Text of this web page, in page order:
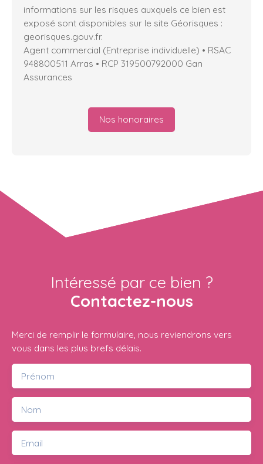
informations sur les risques auxquels ce bien est
exposé sont disponibles sur le site Géorisques :
georisques.gouv.fr.
Agent commercial (Entreprise individuelle) • RSAC
948800511 Arras • RCP 319500792000 Gan
Assurances
Nos honoraires
Intéressé par ce bien ?
Contactez-nous
Merci de remplir le formulaire, nous reviendrons vers
vous dans les plus brefs délais.
Prénom
Nom
Email